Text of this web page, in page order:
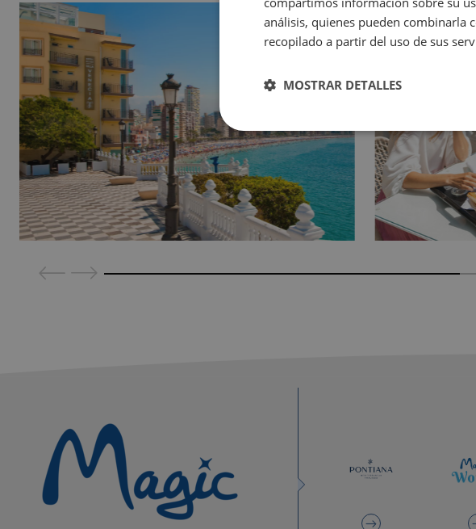
análisis, quienes pueden combinarla
recopilado a partir del uso de sus
MOSTRAR DETALLES